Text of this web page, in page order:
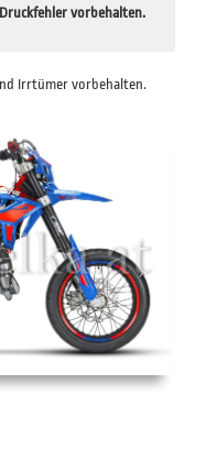
vorbehalten.
Irrtümer vorbehalten.